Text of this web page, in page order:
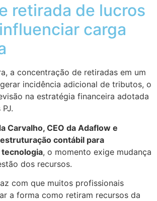
retirada de lucros
carga
a concentração de retiradas em um
incidência adicional de tributos, o
na estratégia financeira adotada
Carvalho, CEO da Adaflow e
contábil para
, o momento exige mudança
dos recursos.
com que muitos profissionais
a forma como retiram recursos da